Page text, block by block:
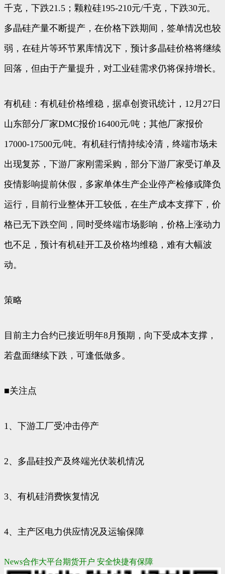
千克，下跌21.5；颗粒硅195-210元/千克，下跌30元。
多晶硅产量不断提产，在价格下跌期间，签单情况也较
弱，在硅片等环节累库情况下，预计多晶硅价格将继续
回落，但由于产量提升，对工业硅需求仍将保持增长。
有机硅：有机硅价格维稳，据卓创资讯统计，12月27日
山东部分厂家DMC报价16400元/吨；其他厂家报价
17000-17500元/吨。有机硅行情持续冷清，终端市场未
出现复苏，下游厂家刚需采购，部分下游厂家受订单及
疫情影响提前休假，多家单体生产企业停产检修或降负
运行，目前行业整体开工较低，在生产成本支撑下，价
格已无下跌空间，同时受终端市场影响，价格上涨动力
也不足，预计有机硅开工及价格均维稳，难有大幅波
动。
策略
目前主力合约已接近明年8月预期，向下受成本支撑，
若盘面继续下跌，可逢低做多。
■关注点
1、下游工厂受冲击停产
2、多晶硅投产及终端光伏装机情况
3、有机硅消费恢复情况
4、主产区电力供应情况及运输保障
News合作大平台期货开户 安全快捷有保障